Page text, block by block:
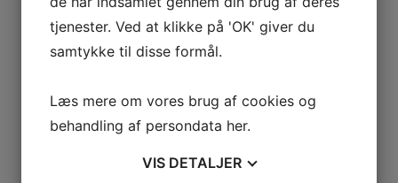
tjenester. Ved at klikke på 'OK' giver du
samtykke til disse formål.
Læs mere om vores brug af cookies og
behandling af persondata her.
VIS DETALJER